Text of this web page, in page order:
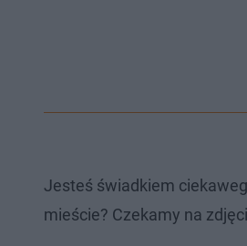
Jesteś świadkiem
mieście? Czekamy na